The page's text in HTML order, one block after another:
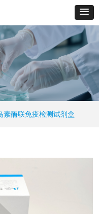
素酶联免疫检测试剂盒